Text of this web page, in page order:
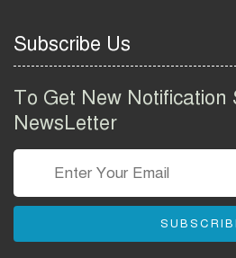
Group
তথ্য
Subscribe Us
To Get New Notification
NewsLetter